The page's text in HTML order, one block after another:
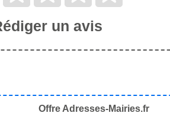
un avis
Offre Adresses-Mairies.fr